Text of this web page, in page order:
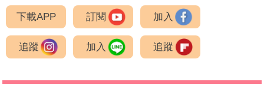
下載APP 訂閱 加入
追蹤 加入 追蹤